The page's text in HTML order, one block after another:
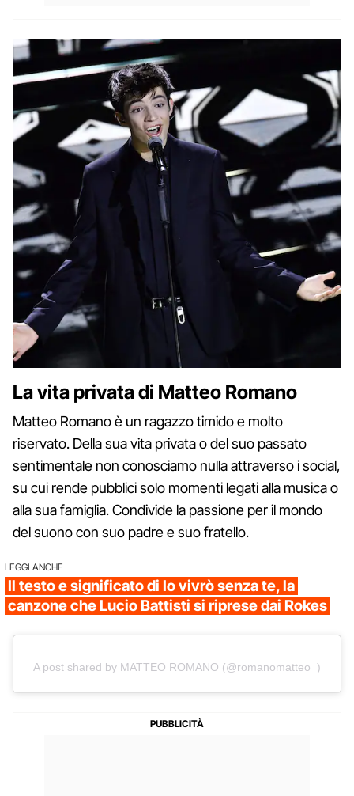
La vita privata di Matteo Romano
Matteo Romano è un ragazzo timido e molto
riservato. Della sua vita privata o del suo passato
sentimentale non conosciamo nulla attraverso i social,
su cui rende pubblici solo momenti legati alla musica o
alla sua famiglia. Condivide la passione per il mondo
del suono con suo padre e suo fratello.
LEGGI ANCHE
Il testo e significato di Io vivrò senza te, la
canzone che Lucio Battisti si riprese dai Rokes
A post shared by MATTEO ROMANO (@romanomatteo_)